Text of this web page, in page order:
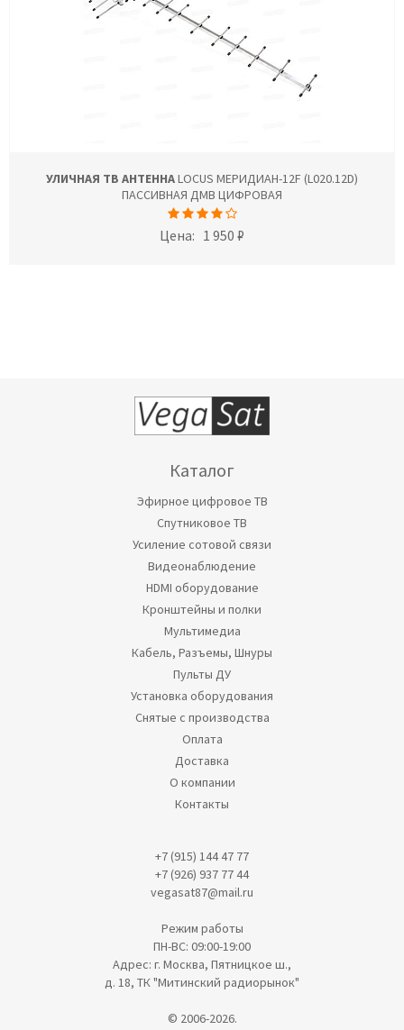
УЛИЧНАЯ ТВ АНТЕННАLOCUS МЕРИДИАН-12F (L020.12D)
ПАССИВНАЯ ДМВ ЦИФРОВАЯ
Цена: 1 950 ₽
Каталог
Эфирное цифровое ТВ
Спутниковое ТВ
Усиление сотовой связи
Видеонаблюдение
HDMI оборудование
Кронштейны и полки
Мультимедиа
Кабель, Разъемы, Шнуры
Пульты ДУ
Установка оборудования
Снятые с производства
Оплата
Доставка
О компании
Контакты
+7 (915) 144 47 77
+7 (926) 937 77 44
vegasat87@mail.ru
Режим работы
ПН-ВС: 09:00-19:00
Адрес: г. Москва, Пятницкое ш.,
д. 18, ТК "Митинский радиорынок"
© 2006-2026.